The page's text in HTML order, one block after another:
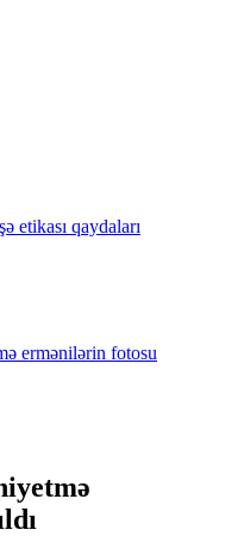
etikası qaydaları